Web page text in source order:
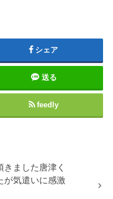
シェア
送る
feedly
ました唐津く
が気遣いに感激